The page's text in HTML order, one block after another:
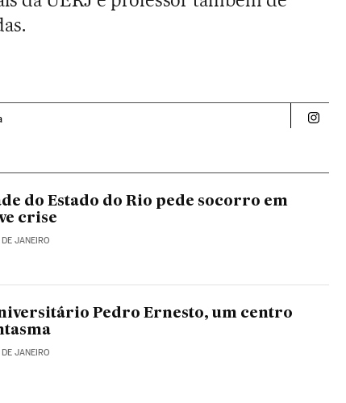
do Estado do Rio pede socorro em
crise
DE JANEIRO
Pedro Ernesto, um centro
DE JANEIRO